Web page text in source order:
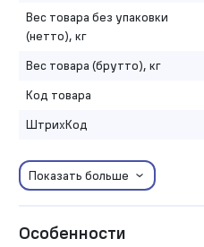
Вес товара без упаковки
(нетто), кг
Вес товара (брутто), кг
Код товара
ШтрихКод
Показать больше
Особенности